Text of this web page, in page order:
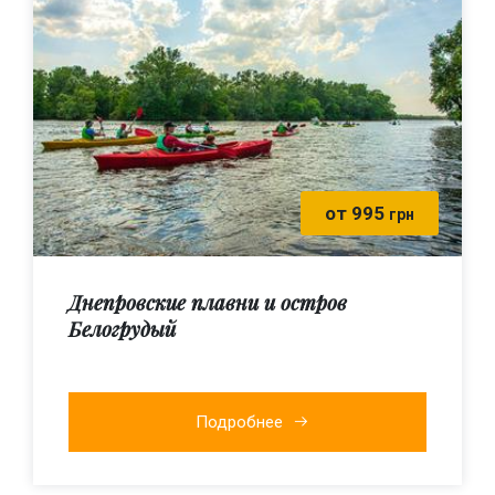
от 995 грн
Днепровские плавни и остров
Белогрудый
Подробнее